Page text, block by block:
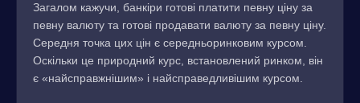
Загалом кажучи, банкіри готові платити певну ціну за
певну валюту та готові продавати валюту за певну ціну.
Середня точка цих цін є середньоринковим курсом.
Оскільки це природний курс, встановлений ринком, він
є «найсправжнішим» і найсправедливішим курсом.